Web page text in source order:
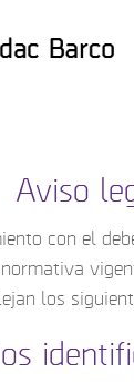
Aviso
con el
los